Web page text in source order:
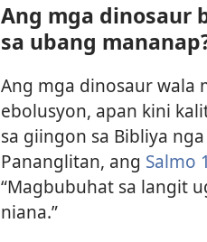
Ang mga dinosaur
sa ubang
Ang mga dinosaur wala
ebolusyon, apan kini
sa giingon sa Bibliya
Pananglitan, ang Salmo
“Magbubuhat sa langit
niana.”